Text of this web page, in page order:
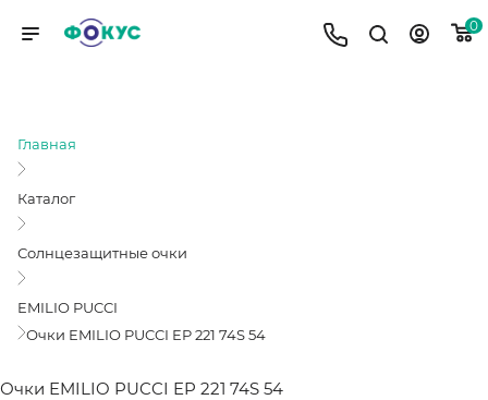
0
Главная
Каталог
Солнцезащитные очки
EMILIO PUCCI
Очки EMILIO PUCCI EP 221 74S 54
Очки EMILIO PUCCI EP 221 74S 54